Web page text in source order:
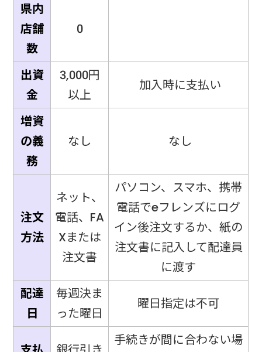
県内
店舗
数
0
出資
金
3,000円
以上
加入時に支払い
増資
の義
務
なし なし
注文
方法
ネット、
電話、FA
Xまたは
注文書
パソコン、スマホ、携帯
電話でeフレンズにログ
イン後注文するか、紙の
注文書に記入して配達員
に渡す
配達
日
毎週決ま
った曜日
曜日指定は不可
手続きが間に合わない場